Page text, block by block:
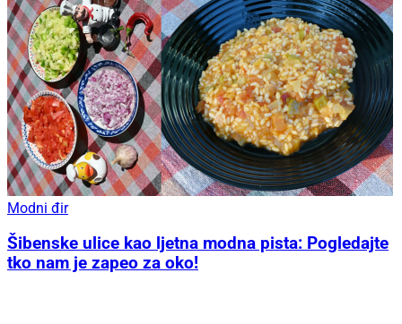
Modni đir
Šibenske ulice kao ljetna modna pista: Pogledajte
tko nam je zapeo za oko!